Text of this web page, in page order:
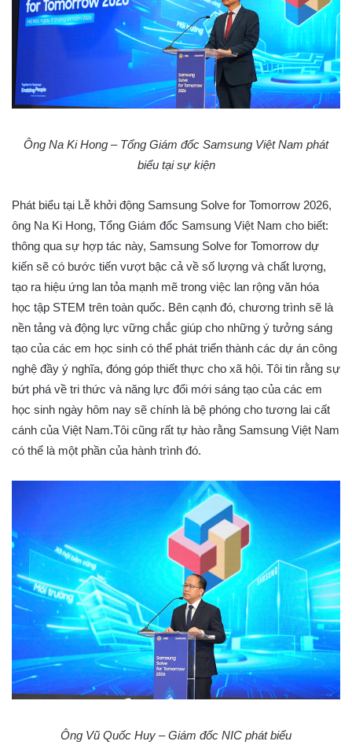
Ông Na Ki Hong – Tổng Giám đốc Samsung Việt Nam phát
biểu tại sự kiện
Phát biểu tại Lễ khởi động Samsung Solve for Tomorrow 2026,
ông Na Ki Hong, Tổng Giám đốc Samsung Việt Nam cho biết:
thông qua sự hợp tác này, Samsung Solve for Tomorrow dự
kiến ​​sẽ có bước tiến vượt bậc cả về số lượng và chất lượng,
tạo ra hiệu ứng lan tỏa mạnh mẽ trong việc lan rộng văn hóa
học tập STEM trên toàn quốc. Bên cạnh đó, chương trình sẽ là
nền tảng và động lực vững chắc giúp cho những ý tưởng sáng
tạo của các em học sinh có thể phát triển thành các dự án công
nghệ đầy ý nghĩa, đóng góp thiết thực cho xã hội. Tôi tin rằng sự
bứt phá về tri thức và năng lực đổi mới sáng tạo của các em
học sinh ngày hôm nay sẽ chính là bệ phóng cho tương lai cất
cánh của Việt Nam.Tôi cũng rất tự hào rằng Samsung Việt Nam
có thể là một phần của hành trình đó.
Ông Vũ Quốc Huy – Giám đốc NIC phát biểu